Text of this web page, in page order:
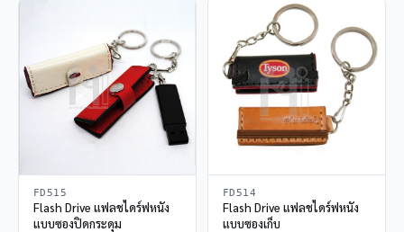
FD515
Flash Drive แฟลชไดร์ฟหนัง
แบบซองปิดกระดุม
FD514
Flash Drive แฟลชไดร์ฟหนัง
แบบซองเก็บ